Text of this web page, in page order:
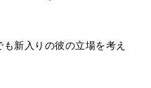
新入りの彼の立場を考え